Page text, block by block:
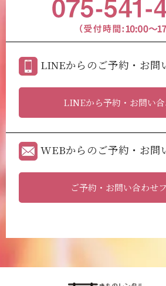
LINEからのご予約・お問
LINEから予約・お問い合
WEBからのご予約・お問
ご予約・お問い合わせ